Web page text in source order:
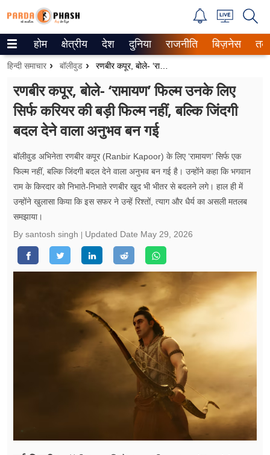
Trending on Google News
ePaper
वेब स्टोरीज
उत्तर प्रदेश
गैलरी
वीडियो
रिलेशनशिप
जीवन मंत्रा
फूड
होम क्षेत्रीय देश दुनिया राजनीति बिज़नेस
हिन्दी समाचार बॉलीवुड रणबीर कपूर, बोले- ‘रामायण’ फिल्म उनके लिए सिर्फ करियर की बड़ी फिल्म नहीं, बल्कि जिंदगी बदल देने वाला अनुभव बन गई
रणबीर कपूर, बोले- ‘रामायण’ फिल्म उनके लिए
सिर्फ करियर की बड़ी फिल्म नहीं, बल्कि जिंदगी
बदल देने वाला अनुभव बन गई
बॉलीवुड अभिनेता रणबीर कपूर (Ranbir Kapoor) के लिए ‘रामायण’ सिर्फ एक
फिल्म नहीं, बल्कि जिंदगी बदल देने वाला अनुभव बन गई है। उन्होंने कहा कि भगवान
राम के किरदार को निभाते-निभाते रणबीर खुद भी भीतर से बदलने लगे। हाल ही में
उन्होंने खुलासा किया कि इस सफर ने उन्हें रिश्तों, त्याग और धैर्य का असली मतलब
समझाया।
By santosh singh
Updated Date May 29, 2026